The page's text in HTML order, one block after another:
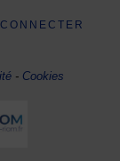
- Cookies